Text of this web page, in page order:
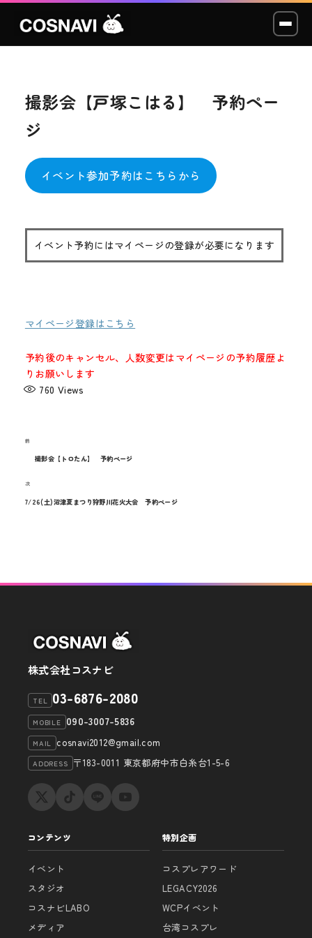
コスプレイベント
モデル撮影会
WCP
スタジオ
メディア
お知らせ
撮影会【戸塚こはる】 予約ペー
ジ
イベント参加予約はこちらから
イベント予約にはマイページの登録が必要になります
マイページ登録はこちら
予約後のキャンセル、人数変更はマイページの予約履歴よ
りお願いします
760 Views
投
稿
ナ
ン
過
稿
前
撮影会【トロたん】 予約ページ
次
の
次
7/26(土)沼津夏まつり狩野川花火大会 予約ページ
株式会社コスナビ
TEL 03-6876-2080
MOBILE 090-3007-5836
MAIL cosnavi2012@gmail.com
ADDRESS 〒183-0011 東京都府中市白糸台1-5-6
コンテンツ
イベント
スタジオ
コスナビLABO
メディア
特別企画
コスプレアワード
LEGACY2026
WCPイベント
台湾コスプレ